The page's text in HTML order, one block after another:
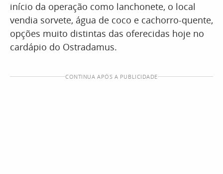
início da operação como lanchonete, o local
vendia sorvete, água de coco e cachorro-quente,
opções muito distintas das oferecidas hoje no
cardápio do Ostradamus.
CONTINUA APÓS A PUBLICIDADE